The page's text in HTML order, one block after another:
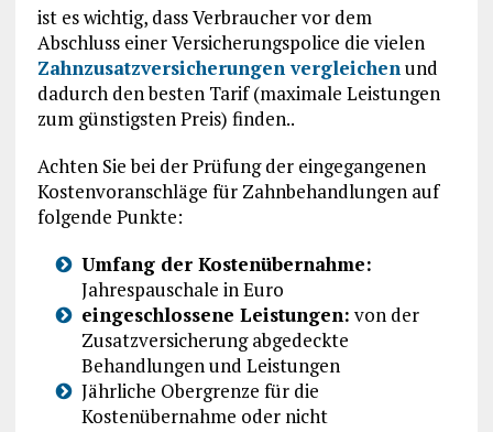
ist es wichtig, dass Verbraucher vor dem
Abschluss einer Versicherungspolice die vielen
Zahnzusatzversicherungen vergleichenund
dadurch den besten Tarif (maximale Leistungen
zum günstigsten Preis) finden..
Achten Sie bei der Prüfung der eingegangenen
Kostenvoranschläge für Zahnbehandlungen auf
folgende Punkte:
Umfang der Kostenübernahme:
Jahrespauschale in Euro
eingeschlossene Leistungen: von der
Zusatzversicherung abgedeckte
Behandlungen und Leistungen
Jährliche Obergrenze für die
Kostenübernahme oder nicht